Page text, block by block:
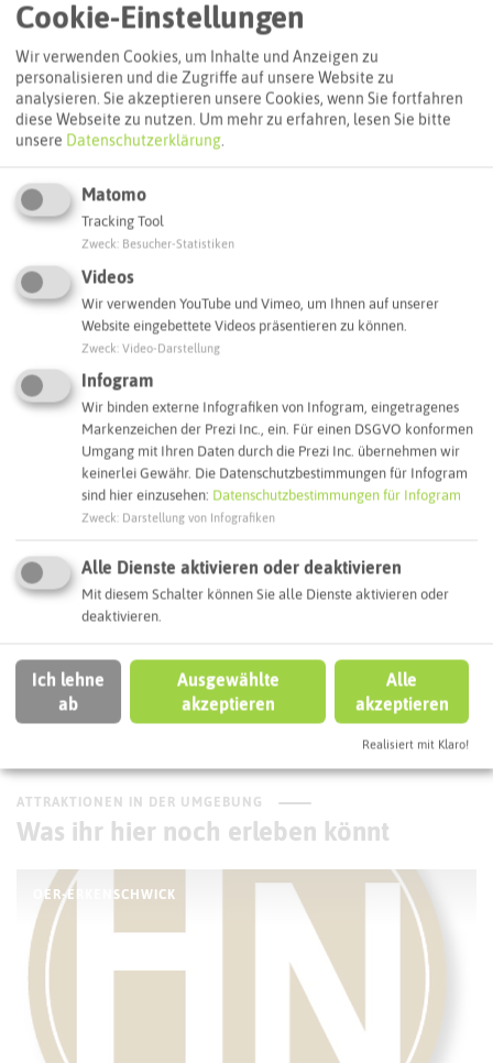
Adresse:
Big Baba Burger
Ewaldstraße 27
45739 Oer-Erkenschwick
Webseite
Interaktive Karte
Routenplanung zum Ziel:
Autoroute finden
ATTRAKTIONEN IN DER UMGEBUNG
Was ihr hier noch erleben könnt
OER-ERKENSCHWICK
Cookie-Einstellungen
Wir verwenden Cookies, um Inhalte und Anzeigen zu
personalisieren und die Zugriffe auf unsere Website zu
analysieren. Sie akzeptieren unsere Cookies, wenn Sie fortfahren
diese Webseite zu nutzen. Um mehr zu erfahren, lesen Sie bitte
unsere Datenschutzerklärung.
Matomo
Tracking Tool
Zweck Besucher-Statistiken
Videos
Wir verwenden YouTube und Vimeo, um Ihnen auf unserer
Website eingebettete Videos präsentieren zu können.
Zweck Video-Darstellung
Infogram
Wir binden externe Infografiken von Infogram, eingetragenes
Markenzeichen der Prezi Inc., ein. Für einen DSGVO konformen
Umgang mit Ihren Daten durch die Prezi Inc. übernehmen wir
keinerlei Gewähr. Die Datenschutzbestimmungen für Infogram
sind hier einzusehen: Datenschutzbestimmungen für Infogram
Zweck Darstellung von Infografiken
Alle Dienste aktivieren oder deaktivieren
Mit diesem Schalter können Sie alle Dienste aktivieren oder
deaktivieren.
Ich lehne
ab
Ausgewählte
akzeptieren
Alle
akzeptieren
Realisiert mit Klaro!